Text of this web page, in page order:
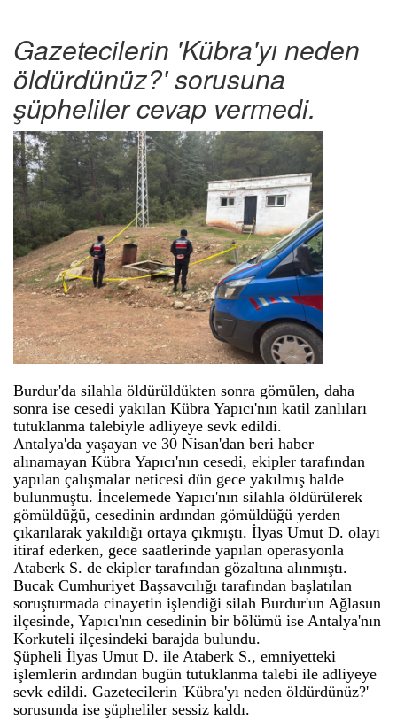
Gazetecilerin 'Kübra'yı neden
öldürdünüz?' sorusuna
şüpheliler cevap vermedi.
Burdur'da silahla öldürüldükten sonra gömülen, daha
sonra ise cesedi yakılan Kübra Yapıcı'nın katil zanlıları
tutuklanma talebiyle adliyeye sevk edildi.
Antalya'da yaşayan ve 30 Nisan'dan beri haber
alınamayan Kübra Yapıcı'nın cesedi, ekipler tarafından
yapılan çalışmalar neticesi dün gece yakılmış halde
bulunmuştu. İncelemede Yapıcı'nın silahla öldürülerek
gömüldüğü, cesedinin ardından gömüldüğü yerden
çıkarılarak yakıldığı ortaya çıkmıştı. İlyas Umut D. olayı
itiraf ederken, gece saatlerinde yapılan operasyonla
Ataberk S. de ekipler tarafından gözaltına alınmıştı.
Bucak Cumhuriyet Başsavcılığı tarafından başlatılan
soruşturmada cinayetin işlendiği silah Burdur'un Ağlasun
ilçesinde, Yapıcı'nın cesedinin bir bölümü ise Antalya'nın
Korkuteli ilçesindeki barajda bulundu.
Şüpheli İlyas Umut D. ile Ataberk S., emniyetteki
işlemlerin ardından bugün tutuklanma talebi ile adliyeye
sevk edildi. Gazetecilerin 'Kübra'yı neden öldürdünüz?'
sorusunda ise şüpheliler sessiz kaldı.